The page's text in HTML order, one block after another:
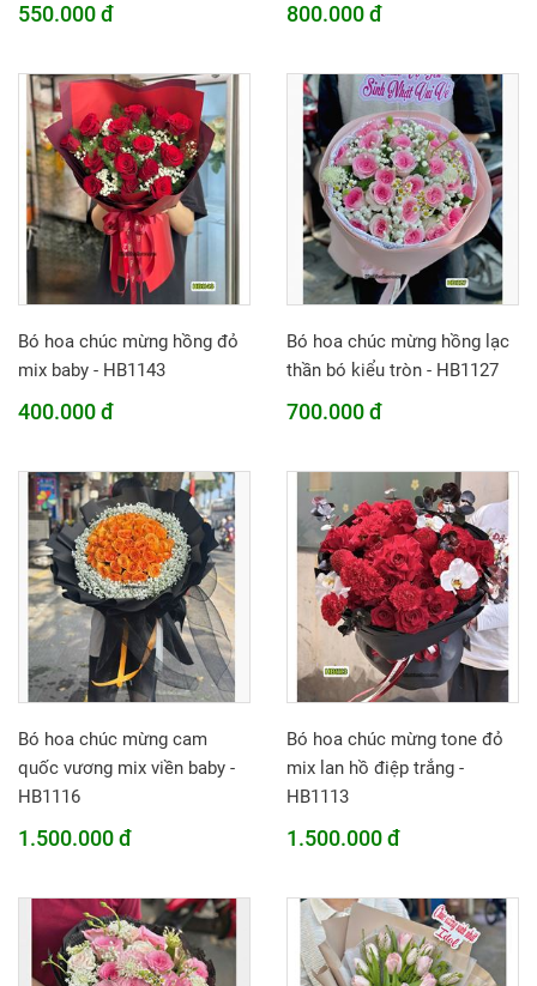
550.000 đ 800.000 đ
Bó hoa chúc mừng hồng đỏ
mix baby - HB1143
400.000 đ
Bó hoa chúc mừng hồng lạc
thần bó kiểu tròn - HB1127
700.000 đ
Bó hoa chúc mừng cam
quốc vương mix viền baby -
HB1116
1.500.000 đ
Bó hoa chúc mừng tone đỏ
mix lan hồ điệp trắng -
HB1113
1.500.000 đ